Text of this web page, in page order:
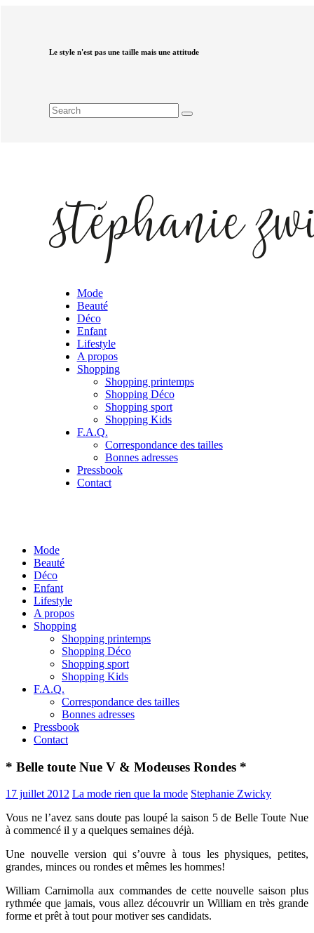
Le style n'est pas une taille mais une attitude
Mode
Beauté
Déco
Enfant
Lifestyle
A propos
Shopping
Shopping printemps
Shopping Déco
Shopping sport
Shopping Kids
F.A.Q.
Correspondance des tailles
Bonnes adresses
Pressbook
Contact
Mode
Beauté
Déco
Enfant
Lifestyle
A propos
Shopping
Shopping printemps
Shopping Déco
Shopping sport
Shopping Kids
F.A.Q.
Correspondance des tailles
Bonnes adresses
Pressbook
Contact
* Belle toute Nue V & Modeuses Rondes *
17 juillet 2012 La mode rien que la mode Stephanie Zwicky
Vous ne l’avez sans doute pas loupé la saison 5 de Belle Toute Nue
à commencé il y a quelques semaines déjà.
Une nouvelle version qui s’ouvre à tous les physiques, petites,
grandes, minces ou rondes et mêmes les hommes!
William Carnimolla aux commandes de cette nouvelle saison plus
rythmée que jamais, vous allez découvrir un William en très grande
forme et prêt à tout pour motiver ses candidats.